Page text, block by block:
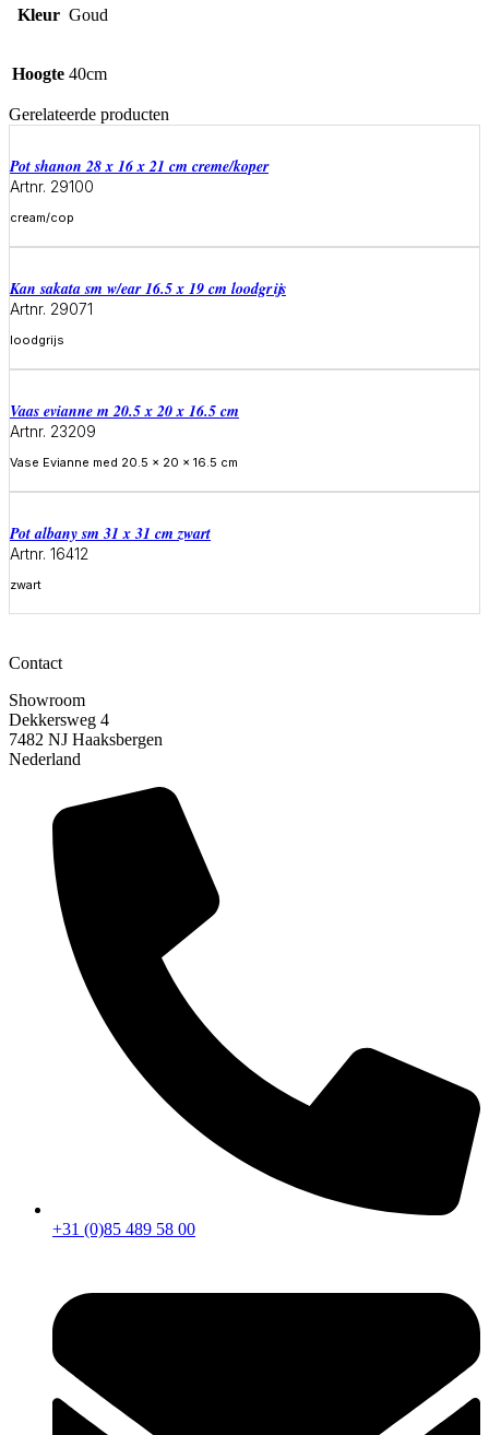
Kleur Goud
Hoogte 40cm
Gerelateerde producten
Pot shanon 28 x 16 x 21 cm creme/koper
Artnr. 29100
cream/cop
Meer informatie
Kan sakata sm w/ear 16.5 x 19 cm loodgrijs
Artnr. 29071
loodgrijs
Meer informatie
Vaas evianne m 20.5 x 20 x 16.5 cm
Artnr. 23209
Vase Evianne med 20.5 x 20 x 16.5 cm
Pot albany sm 31 x 31 cm zwart
Artnr. 16412
zwart
Contact
Showroom
Dekkersweg 4
7482 NJ Haaksbergen
Nederland
+31 (0)85 489 58 00